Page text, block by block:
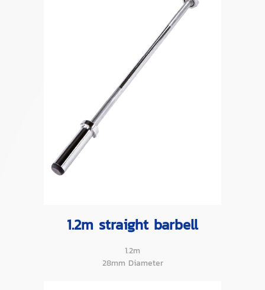
1.2m straight barbell
1.2m
28mm Diameter